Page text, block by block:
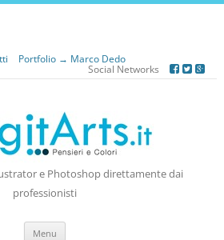
Portfolio → Marco Dedo
Social Networks
e Photoshop direttamente dai
professionisti
Menu